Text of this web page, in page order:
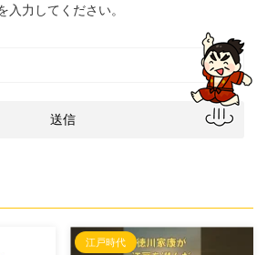
入力してください。
江戸時代